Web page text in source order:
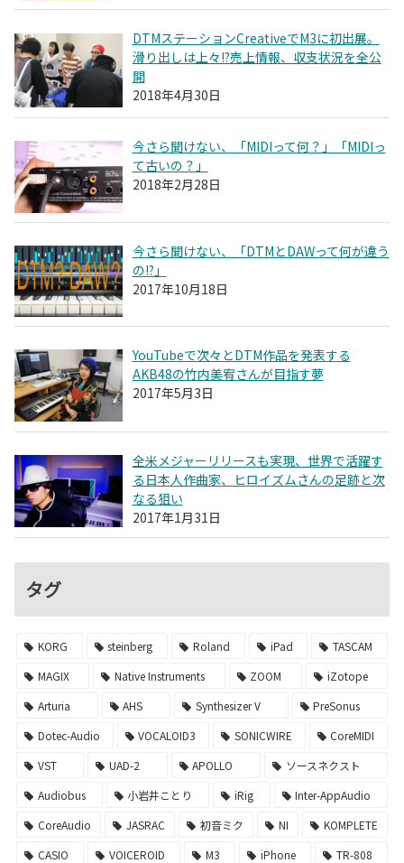
DTMステーションCreativeでM3に初出展。
滑り出しは上々!?売上情報、収支状況を全公
開
2018年4月30日
今さら聞けない、「MIDIって何？」「MIDIっ
て古いの？」
2018年2月28日
今さら聞けない、「DTMとDAWって何が違う
の!?」
2017年10月18日
YouTubeで次々とDTM作品を発表する
AKB48の竹内美宥さんが目指す夢
2017年5月3日
全米メジャーリリースも実現、世界で活躍す
る日本人作曲家、ヒロイズムさんの足跡と次
なる狙い
2017年1月31日
タグ
KORG steinberg Roland iPad
TASCAM
MAGIX
Native Instruments ZOOM
iZotope
Arturia
AHS Synthesizer V
PreSonus
Dotec-Audio
VOCALOID3 SONICWIRE
CoreMIDI
VST
UAD-2 APOLLO
ソースネクスト
Audiobus
小岩井ことり iRig
Inter-AppAudio
CoreAudio
JASRAC 初音ミク NI
KOMPLETE
CASIO
VOICEROID M3 iPhone
TR-808